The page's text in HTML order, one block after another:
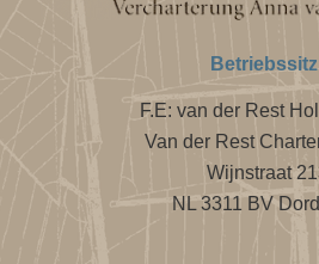
F.E: van der Rest
Van der Rest
Wijnstraat
NL 3311 BV